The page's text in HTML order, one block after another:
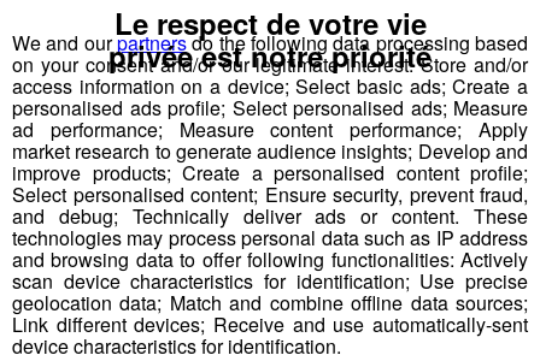
We and ourpartnersdo the following data processing based
on your consent and/or our legitimate interest: Store and/or
access information on a device; Select basic ads; Create a
personalised ads profile; Select personalised ads; Measure
ad performance; Measure content performance; Apply
market research to generate audience insights; Develop and
improve products; Create a personalised content profile;
Select personalised content; Ensure security, prevent fraud,
and debug; Technically deliver ads or content. These
technologies may process personal data such as IP address
and browsing data to offer following functionalities: Actively
scan device characteristics for identification; Use precise
geolocation data; Match and combine offline data sources;
Link different devices; Receive and use automatically-sent
device characteristics for identification.
Le respect de votre vie
privée est notre priorité